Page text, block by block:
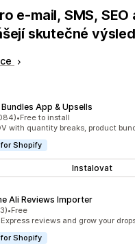
e-mail, SMS, SEO
skutečné
App & Upsells
recenzí: 5084
•Free to install
with quantity breaks, product
Shopify
Instalovat
Ali Reviews Importer
recenzí: 183
•Free
reviews and grow your
Shopify